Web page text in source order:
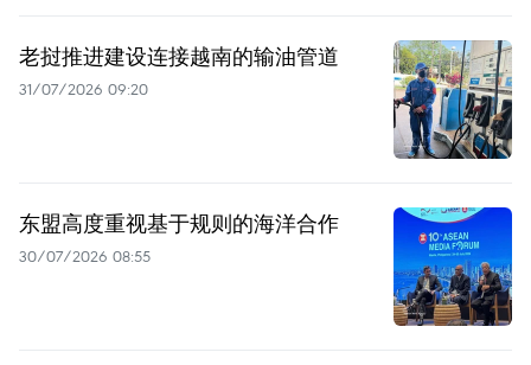
老挝推进建设连接越南的输油管道
31/07/2026 09:20
东盟高度重视基于规则的海洋合作
30/07/2026 08:55